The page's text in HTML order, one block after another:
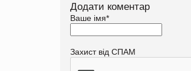
Додати коментар
Ваше імя*
Захист від СПАМ